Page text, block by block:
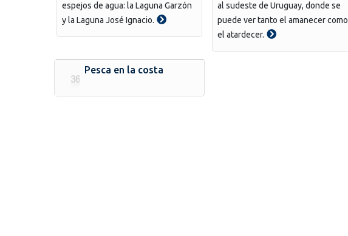
espejos de agua: la Laguna Garzón
y la Laguna José Ignacio.
al sudeste de Uruguay, donde se
puede ver tanto el amanecer como
el atardecer.
Pesca en la costa